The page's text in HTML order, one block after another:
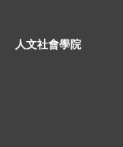
人文社會學院